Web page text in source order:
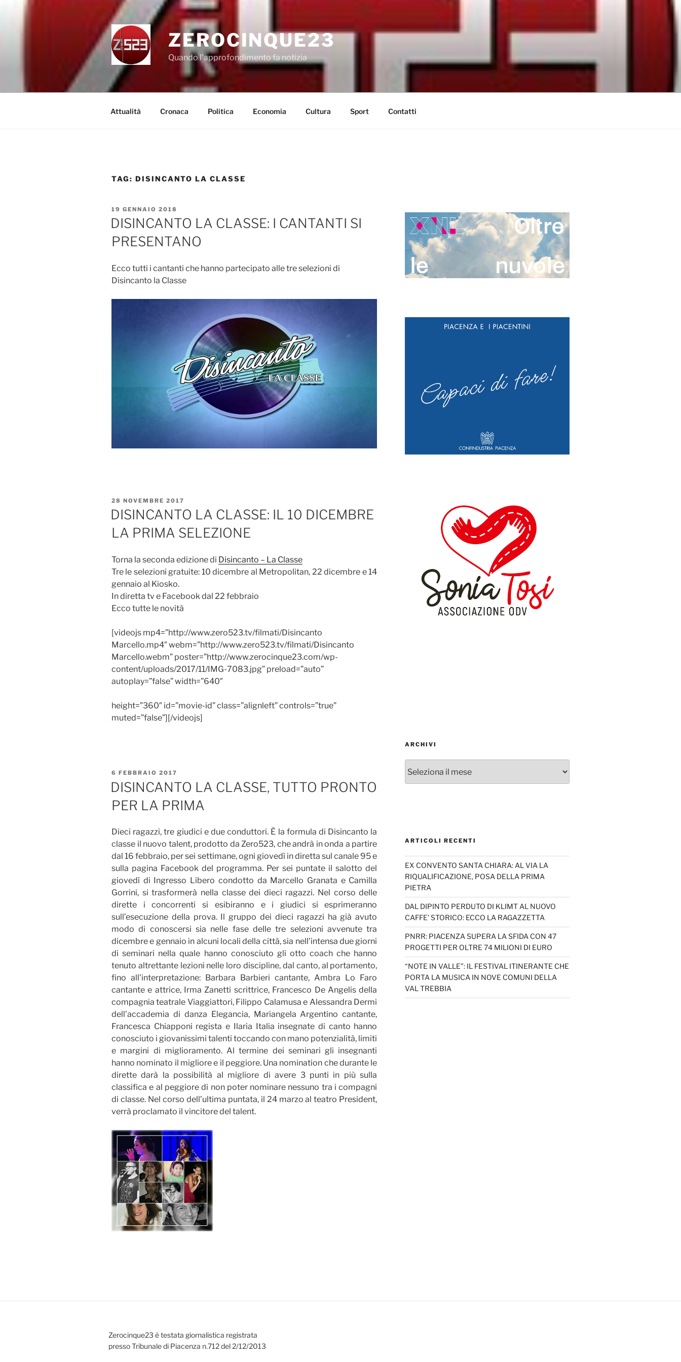
ZEROCINQUE23
Quando l'approfondimento fa notizia
Attualità Cronaca Politica Economia Cultura Sport Contatti
TAG: DISINCANTO LA CLASSE
PUBBLICATO
IL
19 GENNAIO 2018
DISINCANTO LA CLASSE: I CANTANTI SI
PRESENTANO
Ecco tutti i cantanti che hanno partecipato alle tre selezioni di
Disincanto la Classe
PUBBLICATO
IL
28 NOVEMBRE 2017
DISINCANTO LA CLASSE: IL 10 DICEMBRE
LA PRIMA SELEZIONE
Torna la seconda edizione di Disincanto – La Classe
Tre le selezioni gratuite: 10 dicembre al Metropolitan, 22 dicembre e 14
gennaio al Kiosko.
In diretta tv e Facebook dal 22 febbraio
Ecco tutte le novità
[videojs mp4=”http://www.zero523.tv/filmati/Disincanto
Marcello.mp4″ webm=”http://www.zero523.tv/filmati/Disincanto
Marcello.webm” poster=”http://www.zerocinque23.com/wp-
content/uploads/2017/11/IMG-7083.jpg” preload=”auto”
autoplay=”false” width=”640″
height=”360″ id=”movie-id” class=”alignleft” controls=”true”
muted=”false”][/videojs]
PUBBLICATO
IL
6 FEBBRAIO 2017
DISINCANTO LA CLASSE, TUTTO PRONTO
PER LA PRIMA
Dieci ragazzi, tre giudici e due conduttori. È la formula di Disincanto la
classe il nuovo talent, prodotto da Zero523, che andrà in onda a partire
dal 16 febbraio, per sei settimane, ogni giovedì in diretta sul canale 95 e
sulla pagina Facebook del programma. Per sei puntate il salotto del
giovedì di Ingresso Libero condotto da Marcello Granata e Camilla
Gorrini, si trasformerà nella classe dei dieci ragazzi. Nel corso delle
dirette i concorrenti si esibiranno e i giudici si esprimeranno
sull’esecuzione della prova. Il gruppo dei dieci ragazzi ha già avuto
modo di conoscersi sia nelle fase delle tre selezioni avvenute tra
dicembre e gennaio in alcuni locali della città, sia nell’intensa due giorni
di seminari nella quale hanno conosciuto gli otto coach che hanno
tenuto altrettante lezioni nelle loro discipline, dal canto, al portamento,
fino all’interpretazione: Barbara Barbieri cantante, Ambra Lo Faro
cantante e attrice, Irma Zanetti scrittrice, Francesco De Angelis della
compagnia teatrale Viaggiattori, Filippo Calamusa e Alessandra Dermi
dell’accademia di danza Elegancia, Mariangela Argentino cantante,
Francesca Chiapponi regista e Ilaria Italia insegnate di canto hanno
conosciuto i giovanissimi talenti toccando con mano potenzialità, limiti
e margini di miglioramento. Al termine dei seminari gli insegnanti
hanno nominato il migliore e il peggiore. Una nomination che durante le
dirette darà la possibilità al migliore di avere 3 punti in più sulla
classifica e al peggiore di non poter nominare nessuno tra i compagni
di classe. Nel corso dell’ultima puntata, il 24 marzo al teatro President,
verrà proclamato il vincitore del talent.
ARCHIVI
ARTICOLI RECENTI
EX CONVENTO SANTA CHIARA: AL VIA LA
RIQUALIFICAZIONE, POSA DELLA PRIMA
PIETRA
DAL DIPINTO PERDUTO DI KLIMT AL NUOVO
CAFFE’ STORICO: ECCO LA RAGAZZETTA
PNRR: PIACENZA SUPERA LA SFIDA CON 47
PROGETTI PER OLTRE 74 MILIONI DI EURO
“NOTE IN VALLE”: IL FESTIVAL ITINERANTE CHE
PORTA LA MUSICA IN NOVE COMUNI DELLA
VAL TREBBIA
Zerocinque23 è testata giornalistica registrata
presso Tribunale di Piacenza n.712 del 2/12/2013